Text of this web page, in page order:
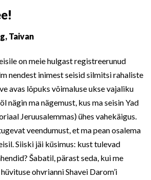
Taivan
on meie hulgast registreerunud
nendest inimest seisid silmitsi rahaliste
avas lõpuks võimaluse ukse vajaliku
nägin ma nägemust, kus ma seisin Yad
Jeruusalemmas) ühes vahekäigus.
veendumust, et ma pean osalema
Siiski jäi küsimus: kust tulevad
Šabatil, pärast seda, kui me
ohvrianni Shavei Darom’i